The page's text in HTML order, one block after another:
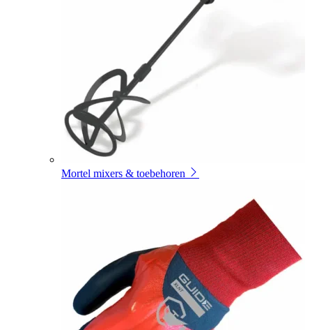
Mortel mixers & toebehoren